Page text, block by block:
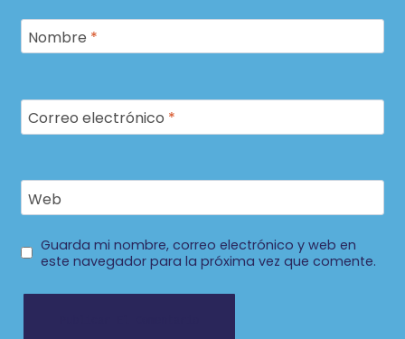
Nombre *
Correo electrónico *
Web
Guarda mi nombre, correo electrónico y web en
este navegador para la próxima vez que comente.